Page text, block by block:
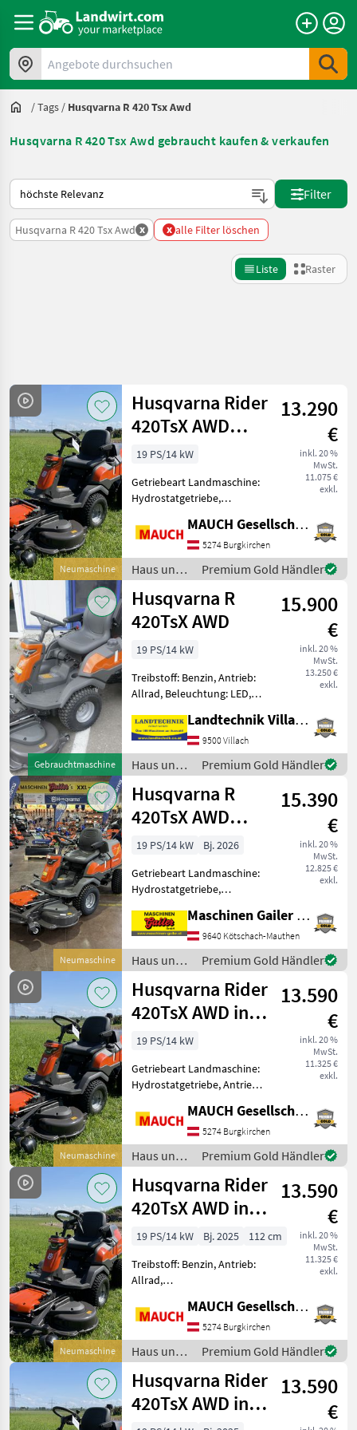
Angebote durchsuchen
/Tags / Husqvarna R 420 Tsx Awd
Husqvarna R 420 Tsx Awd gebraucht kaufen & verkaufen
So wird auf Landwirt.com sortiert
Filter
Husqvarna R 420 Tsx Awd x x alle Filter löschen
Liste Raster
Kategorie 2 Land Filter
AKTUELLER
PFAD
Husqvarna
R 420 Tsx
Awd
KATEGORIE
WÄHLEN
Kommunaltechnik
2
MARKTPLATZ
Marktplatz Händlerangebote Kleinanzeigen
Zurücksetzen
19
anzeigen
Neumaschine
Husqvarna Rider
420TsX AWD
Mähdeck
112/122cm
NEUMASCHINE
13.290
€
inkl. 20 %
MwSt.
11.075 €
exkl.
19 PS/14 kW
Getriebeart Landmaschine:
Hydrostatgetriebe,
Allrad, Treibstoff: Benzin,
Betriebsstundenzähler,
Becher- / Flaschenhalter,
Hydraulische Höhenvers
MAUCH Gesellschaft m.b.H. & Co.KG
5274 Burgkirchen
Haus und
Garten /
Husqvarna
Premium Gold Händler
Gebrauchtmaschine
Husqvarna R
420TsX AWD
15.900
€
inkl. 20 %
MwSt.
13.250 €
exkl.
19 PS/14 kW
Treibstoff: Benzin, Antrieb:
Allrad, Beleuchtung: LED,
Hydrostatgetriebe,
Servolenkung,
Tiefenführungsrollen,
Wasserschlauchanschluß,
Hinterachsle
Landtechnik Villach GmbH
9500 Villach
Haus und
Garten /
Husqvarna
Premium Gold Händler
Neumaschine
Husqvarna R
420TsX AWD
Rider mit 122cm
Mähdeck
15.390
€
inkl. 20 %
MwSt.
12.825 €
exkl.
19 PS/14 kW
Bj. 2026
Getriebeart Landmaschine:
Hydrostatgetriebe,
Allrad, Treibstoff: Benzin,
Betriebsstundenzähler,
Becher- / Flaschenhalter,
Ölkühler, Hydraulische
Maschinen Gailer GmbH
9640 Kötschach-Mauthen
Haus und
Garten /
Husqvarna
Premium Gold Händler
Neumaschine
Husqvarna Rider
420TsX AWD inkl.
Mähdeck NEU
13.590
€
inkl. 20 %
MwSt.
11.325 €
exkl.
19 PS/14 kW
Getriebeart Landmaschine:
Hydrostatgetriebe, Antrieb:
Tiefenführungsrollen,
Servolenkung Husqvarna
Rider R420TsX AWD mit -
Allradantrieb -
MAUCH Gesellschaft m.b.H. & Co.KG
5274 Burgkirchen
Haus und
Garten /
Husqvarna
Premium Gold Händler
Neumaschine
Husqvarna Rider
420TsX AWD inkl.
Mähdeck NEU
13.590
€
inkl. 20 %
MwSt.
11.325 €
exkl.
19 PS/14 kW Bj. 2025
112 cm
Treibstoff: Benzin, Antrieb:
Allrad,
Antrieb: Allrad,
Servolenkung,
Beleuchtung, Antrieb:
Allrad Husqvarna Rider
R420TsX AWD mit -
Allradantrieb -
MAUCH Gesellschaft m.b.H. & Co.KG
5274 Burgkirchen
Haus und
Garten /
Husqvarna
Premium Gold Händler
Husqvarna Rider
420TsX AWD inkl.
13.590
€